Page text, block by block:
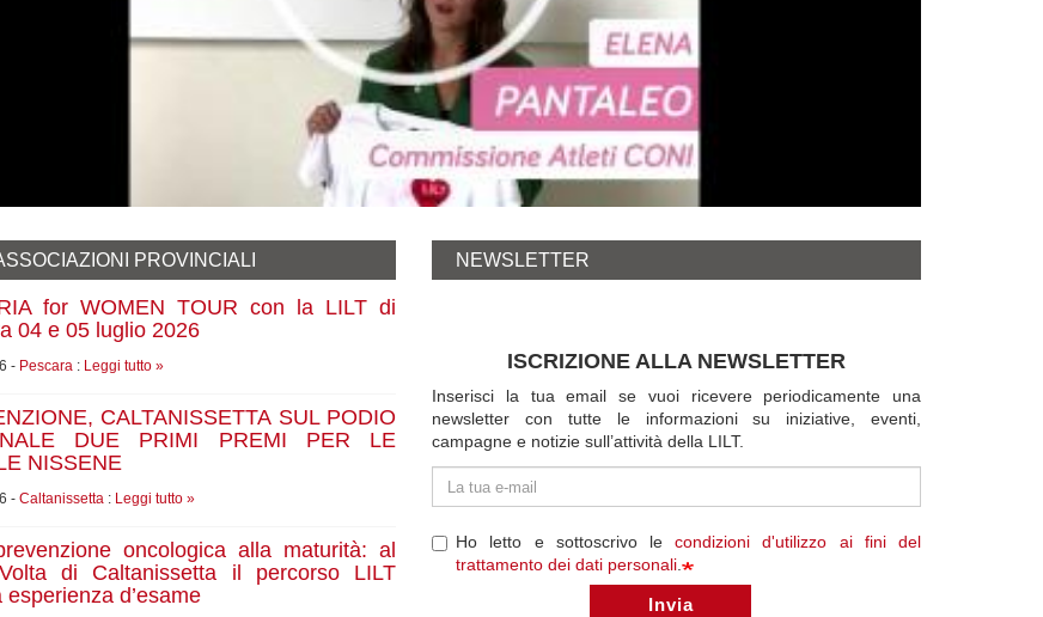
PROVINCIALI
for WOMEN TOUR con la LILT di
04 e 05 luglio 2026
- Pescara: Leggi tutto »
CALTANISSETTA SUL PODIO
DUE PRIMI PREMI PER LE
NISSENE
- Caltanissetta: Leggi tutto »
oncologica alla maturità: al
di Caltanissetta il percorso LILT
esperienza d’esame
NEWSLETTER
ISCRIZIONE ALLA NEWSLETTER
Inserisci la tua email se vuoi ricevere periodicamente una
newsletter con tutte le informazioni su iniziative, eventi,
campagne e notizie sull’attività della LILT.
Ho letto e sottoscrivo lecondizioni d'utilizzo ai fini del
trattamento dei dati personali .
Invia